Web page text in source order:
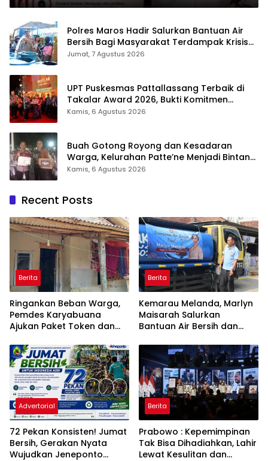
Polres Maros Hadir Salurkan Bantuan Air
Bersih Bagi Masyarakat Terdampak Krisis
Air Bersih Di Maros
Jumat, 7 Agustus 2026
UPT Puskesmas Pattallassang Terbaik di
Takalar Award 2026, Bukti Komitmen
Hadirkan Pelayanan Kesehatan Berkualitas
Kamis, 6 Agustus 2026
Buah Gotong Royong dan Kesadaran
Warga, Kelurahan Patte’ne Menjadi Bintang
Takalar Award 2026
Kamis, 6 Agustus 2026
Recent Posts
Berita
Ringankan Beban Warga,
Pemdes Karyabuana
Ajukan Paket Token dan
PLN
Berita
Kemarau Melanda, Marlyn
Maisarah Salurkan
Bantuan Air Bersih dan
Babakan Madang
Advertorial
72 Pekan Konsisten! Jumat
Bersih, Gerakan Nyata
Wujudkan Jeneponto
Berita
Prabowo : Kepemimpinan
Tak Bisa Dihadiahkan, Lahir
Lewat Kesulitan dan